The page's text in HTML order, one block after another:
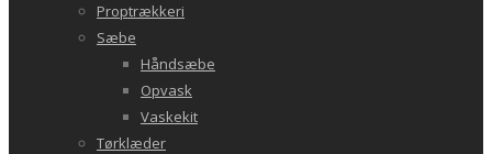
Proptrækkeri
Sæbe
Håndsæbe
Opvask
Vaskekit
Tørklæder